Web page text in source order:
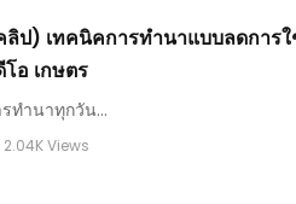
ป) เทคนิคการทำนาแบบลดการ
โอ เกษตร
ทำนาทุกวัน...
2.04K Views